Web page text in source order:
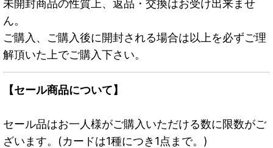
未開封商品の性質上、返品・交換はお受け出来ませ
ん。
ご購入、ご購入後に開封される場合は以上を必ずご理
解頂いた上でご購入下さい。
【セール商品について】
セール品はお一人様がご購入いただける数に限数がご
ざいます。(カードは1種につき1点まで。)